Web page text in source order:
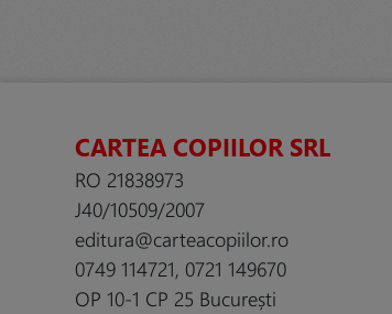
CARTEA COPIILOR SRL
RO 21838973
J40/10509/2007
editura@carteacopiilor.ro
0749 114721, 0721 149670
OP 10-1 CP 25 București